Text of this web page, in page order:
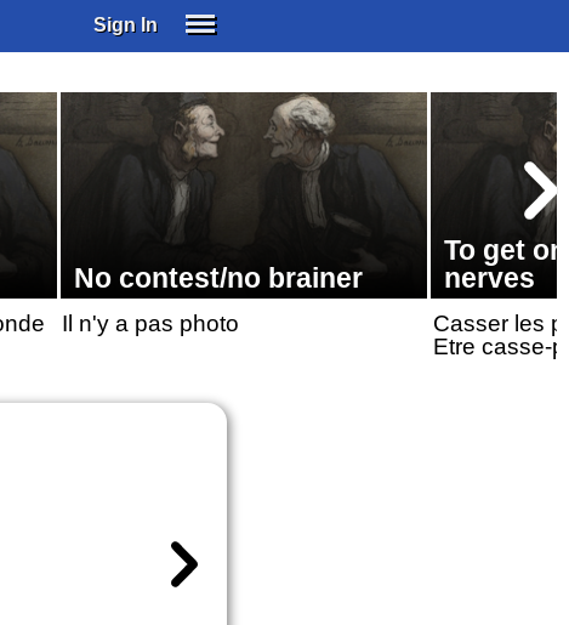
Sign In
SUBSCRIBE
EDUCATIONAL LICENSES
GIFT CARDS
OTHER LANGUAGES
ABOUT US
ALEXA
ADJUST COLORS
No contest/no brainer
Il n'y a pas photo
To get
nerves
Casser les
Etre casse-